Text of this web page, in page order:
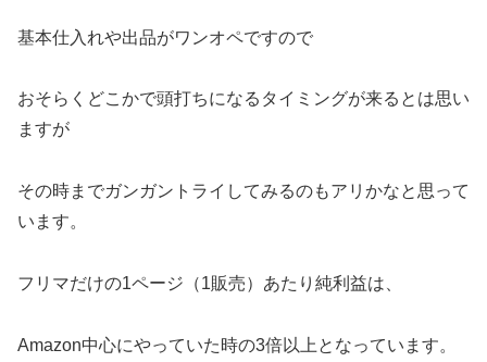
基本仕入れや出品がワンオペですので
おそらくどこかで頭打ちになるタイミングが来るとは思い
ますが
その時までガンガントライしてみるのもアリかなと思って
います。
フリマだけの1ページ（1販売）あたり純利益は、
Amazon中心にやっていた時の3倍以上となっています。